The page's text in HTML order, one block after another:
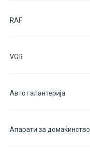
RAF
VGR
Авто галантерија
Апарати за домаќинство